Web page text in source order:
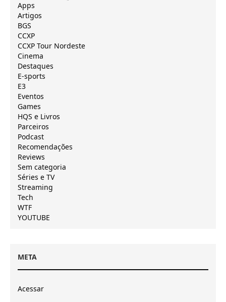
Apps
Artigos
BGS
CCXP
CCXP Tour Nordeste
Cinema
Destaques
E-sports
E3
Eventos
Games
HQS e Livros
Parceiros
Podcast
Recomendações
Reviews
Sem categoria
Séries e TV
Streaming
Tech
WTF
YOUTUBE
META
Acessar